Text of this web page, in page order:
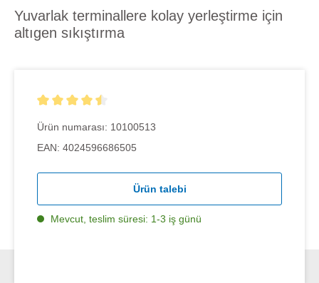
Yuvarlak terminallere kolay yerleştirme için
altıgen sıkıştırma
Ürün numarası: 10100513
EAN: 4024596686505
Ürün talebi
Mevcut, teslim süresi: 1-3 iş günü